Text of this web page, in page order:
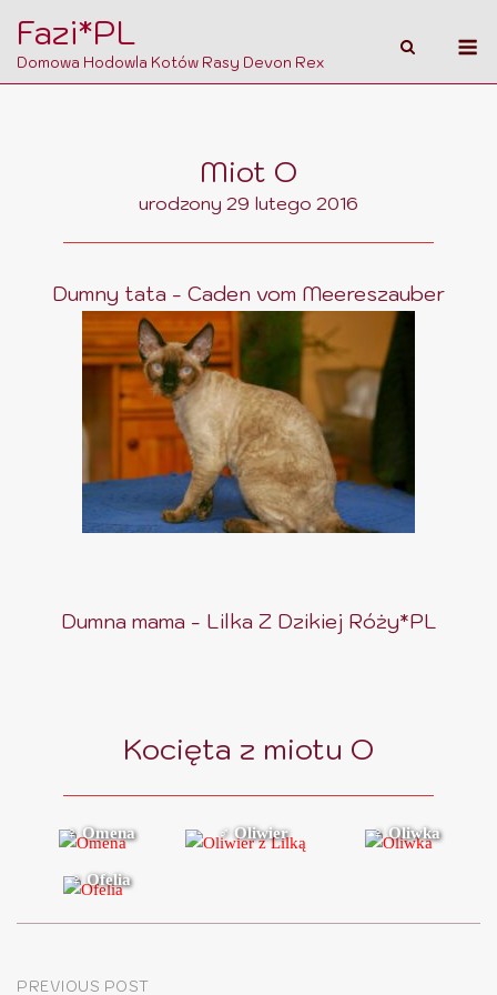
content
Fazi*PL
Domowa Hodowla Kotów Rasy Devon Rex
Miot O
urodzony 29 lutego 2016
Dumny tata - Caden vom Meereszauber
Dumna mama - Lilka Z Dzikiej Róży*PL
Kocięta z miotu O
♀ Omena ♂ Oliwier ♀ Oliwka
♀ Ofelia
PREVIOUS POST